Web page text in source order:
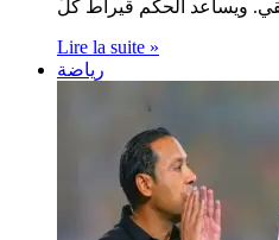
Lire la suite »
رياضة